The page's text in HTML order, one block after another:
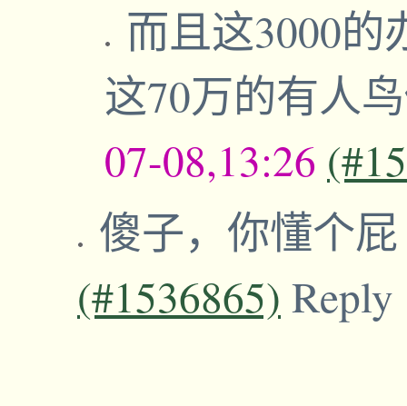
而且这3000
这70万的有人
07-08,13:26
傻子，你懂个
(#1536865) Reply